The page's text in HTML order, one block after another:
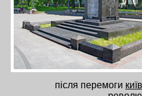
після перемоги